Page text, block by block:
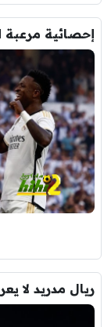
إحصائية مرعبة
ريال مدريد لا